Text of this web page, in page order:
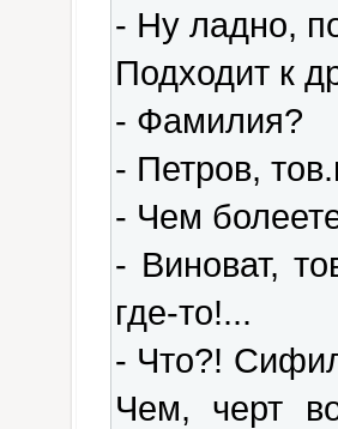
- Ну ладно,
Подходит к
- Фамилия?
- Петров,
- Чем
- Виноват,
где-то!...
- Что?!
Чем, черт